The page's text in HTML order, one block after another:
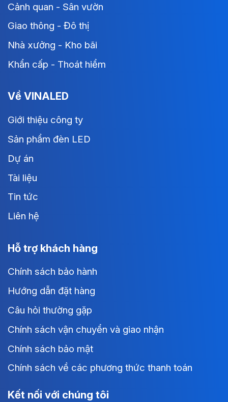
Cảnh quan - Sân vườn
Giao thông - Đô thị
Nhà xưởng - Kho bãi
Khẩn cấp - Thoát hiểm
Về VINALED
Giới thiệu công ty
Sản phẩm đèn LED
Dự án
Tài liệu
Tin tức
Liên hệ
Hỗ trợ khách hàng
Chính sách bảo hành
Hướng dẫn đặt hàng
Câu hỏi thường gặp
Chính sách vận chuyển và giao nhận
Chính sách bảo mật
Chính sách về các phương thức thanh toán
Kết nối với chúng tôi